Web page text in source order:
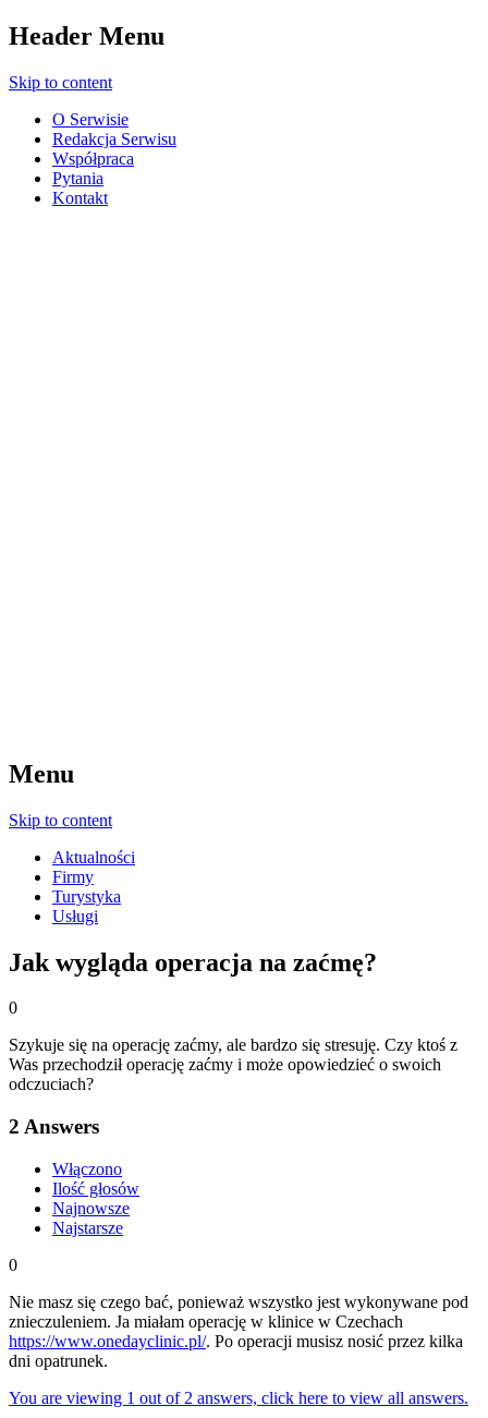
Header Menu
Skip to content
O Serwisie
Redakcja Serwisu
Współpraca
Pytania
Kontakt
Menu
Skip to content
Aktualności
Firmy
Turystyka
Usługi
Jak wygląda operacja na zaćmę?
0
Szykuje się na operację zaćmy, ale bardzo się stresuję. Czy ktoś z
Was przechodził operację zaćmy i może opowiedzieć o swoich
odczuciach?
2 Answers
Włączono
Ilość głosów
Najnowsze
Najstarsze
0
Nie masz się czego bać, ponieważ wszystko jest wykonywane pod
znieczuleniem. Ja miałam operację w klinice w Czechach
https://www.onedayclinic.pl/. Po operacji musisz nosić przez kilka
dni opatrunek.
You are viewing 1 out of 2 answers, click here to view all answers.